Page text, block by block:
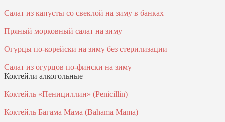
Салат из капусты со свеклой на зиму в банках
Пряный морковный салат на зиму
Огурцы по-корейски на зиму без стерилизации
Салат из огурцов по-фински на зиму
Коктейли алкогольные
Коктейль «Пенициллин» (Penicillin)
Коктейль Багама Мама (Bahama Mama)